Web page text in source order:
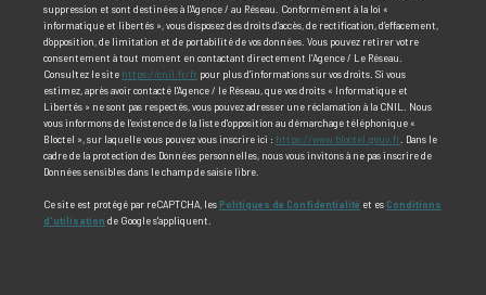
suppression et sont destinées à l'Agence / au Réseau. Conformément à la loi «
informatique et libertés », vous disposez des droits d’accès, de rectification, d’effacement,
d’opposition, de limitation et de portabilité de vos données. Vous pouvez retirer votre
consentement à tout moment en contactant directement l’Agence / Le Réseau.
Consultez le site https://cnil.fr/fr pour plus d’informations sur vos droits. Si vous
estimez, après avoir contacté l'Agence / le Réseau, que vos droits « Informatique et
Libertés » ne sont pas respectés, vous pouvez adresser une réclamation à la CNIL. Nous
vous informons de l’existence de la liste d'opposition au démarchage téléphonique «
Bloctel », sur laquelle vous pouvez vous inscrire ici : https://www.bloctel.gouv.fr . Dans le
cadre de la protection des Données personnelles, nous vous invitons à ne pas inscrire de
Données sensibles dans le champ de saisie libre.
Ce site est protégé par reCAPTCHA, les Politiques de Confidentialité et es Conditions
d'utilisation de Google s'appliquent.